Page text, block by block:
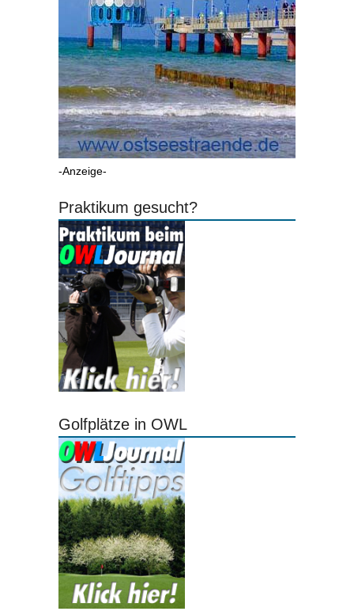
-Anzeige-
Praktikum gesucht?
Golfplätze in OWL